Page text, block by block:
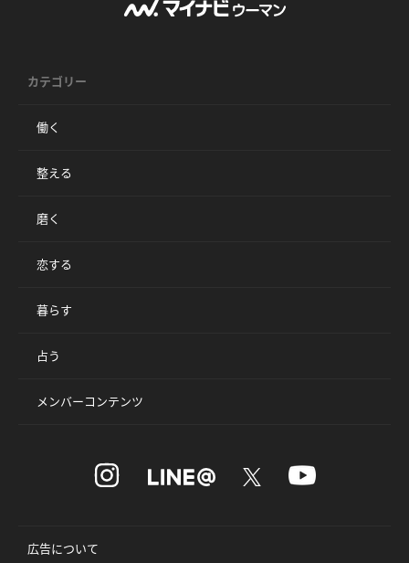
カテゴリー
働く
整える
磨く
恋する
暮らす
占う
メンバーコンテンツ
広告について